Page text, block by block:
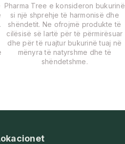
Pharma Tree e konsideron bukurinë
si një shprehje të harmonisë dhe
shëndetit. Ne ofrojmë produkte të
cilësisë së lartë për të përmirësuar
dhe për të ruajtur bukurinë tuaj në
mënyra të natyrshme dhe të
shëndetshme.